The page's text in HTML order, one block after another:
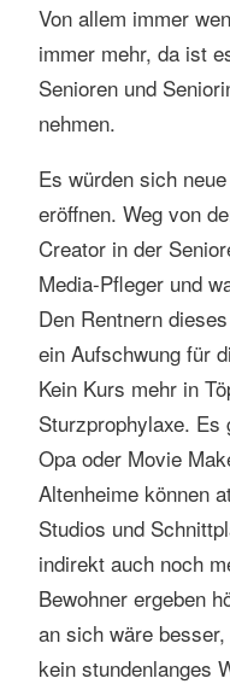
Von allem immer
immer mehr, da ist
Senioren und
nehmen.
Es würden sich
eröffnen. Weg von
Creator in der
Media-Pfleger und
Den Rentnern
ein Aufschwung für
Kein Kurs mehr in
Sturzprophylaxe. Es
Opa oder Movie
Altenheime können
Studios und
indirekt auch noch
Bewohner ergeben
an sich wäre
kein stundenlanges